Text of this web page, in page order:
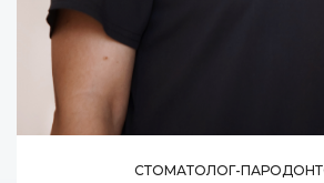
СТОМАТОЛОГ-